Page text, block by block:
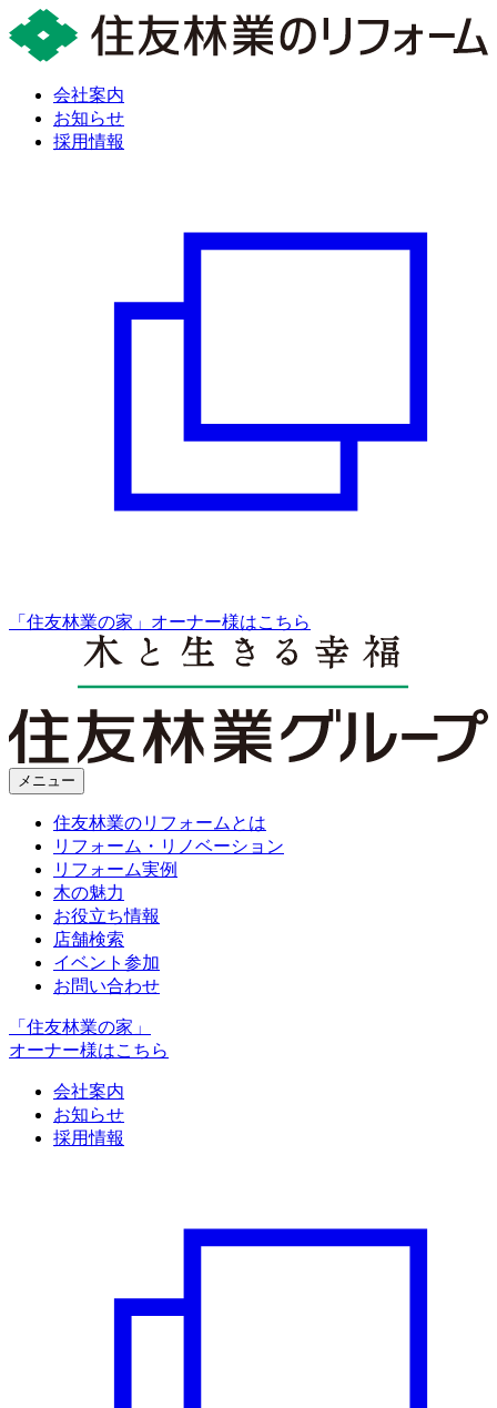
会社案内
お知らせ
採用情報
「住友林業の家」オーナー様はこちら
メニュー
住友林業のリフォームとは
リフォーム・リノベーション
リフォーム実例
木の魅力
お役立ち情報
店舗検索
イベント参加
お問い合わせ
「住友林業の家」
オーナー様はこちら
会社案内
お知らせ
採用情報